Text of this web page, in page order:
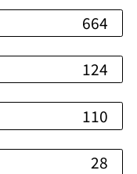
664
124
110
28